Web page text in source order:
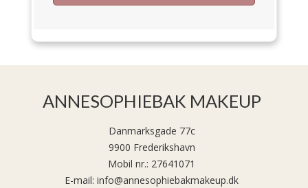
ANNESOPHIEBAK MAKEUP
Danmarksgade 77c
9900 Frederikshavn
Mobil nr.: 27641071
E-mail: info@annesophiebakmakeup.dk